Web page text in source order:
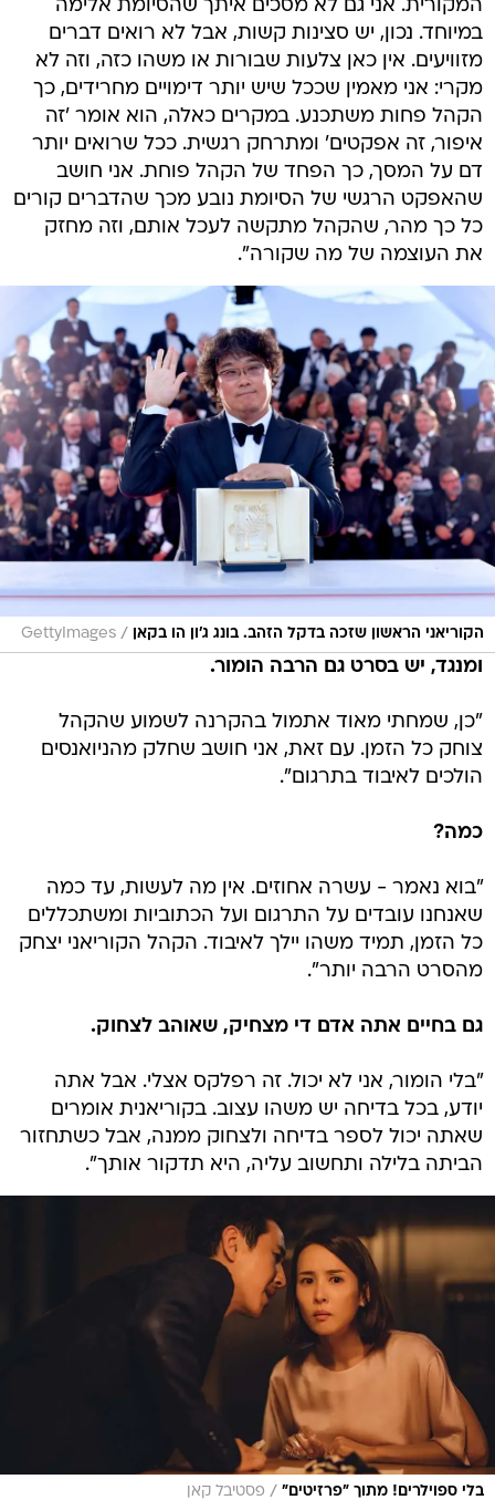
המקורית. אני גם לא מסכים איתך שהסיומת אלימה
במיוחד. נכון, יש סצינות קשות, אבל לא רואים דברים
מזוויעים. אין כאן צלעות שבורות או משהו כזה, וזה לא
מקרי: אני מאמין שככל שיש יותר דימויים מחרידים, כך
הקהל פחות משתכנע. במקרים כאלה, הוא אומר 'זה
איפור, זה אפקטים' ומתרחק רגשית. ככל שרואים יותר
דם על המסך, כך הפחד של הקהל פוחת. אני חושב
שהאפקט הרגשי של הסיומת נובע מכך שהדברים קורים
כל כך מהר, שהקהל מתקשה לעכל אותם, וזה מחזק
את העוצמה של מה שקורה".
הקוריאני הראשון שזכה בדקל הזהב. בונג ג'ון הו בקאן /
GettyImages
ומנגד, יש בסרט גם הרבה הומור.
"כן, שמחתי מאוד אתמול בהקרנה לשמוע שהקהל
צוחק כל הזמן. עם זאת, אני חושב שחלק מהניואנסים
הולכים לאיבוד בתרגום".
כמה?
"בוא נאמר - עשרה אחוזים. אין מה לעשות, עד כמה
שאנחנו עובדים על התרגום ועל הכתוביות ומשתכללים
כל הזמן, תמיד משהו יילך לאיבוד. הקהל הקוריאני יצחק
מהסרט הרבה יותר".
גם בחיים אתה אדם די מצחיק, שאוהב לצחוק.
"בלי הומור, אני לא יכול. זה רפלקס אצלי. אבל אתה
יודע, בכל בדיחה יש משהו עצוב. בקוריאנית אומרים
שאתה יכול לספר בדיחה ולצחוק ממנה, אבל כשתחזור
הביתה בלילה ותחשוב עליה, היא תדקור אותך".
בלי ספוילרים! מתוך "פרזיטים" / פסטיבל קאן